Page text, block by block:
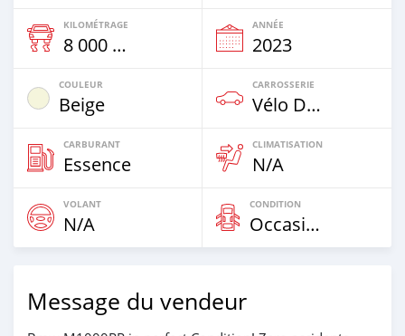
KILOMÉTRAGE
8 000 Km
ANNÉE
2023
COULEUR
Beige
CARROSSERIE
Vélo De Sport
CARBURANT
Essence
CLIMATISATION
N/A
VOLANT
N/A
CONDITION
Occasion
Message du vendeur